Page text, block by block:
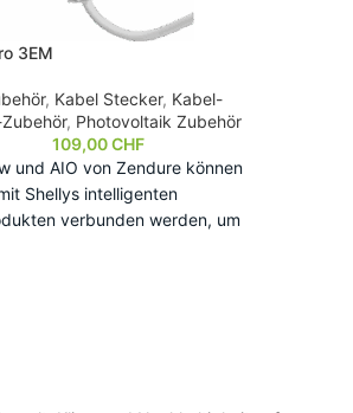
3EM
, Kabel Stecker, Kabel-
, Photovoltaik Zubehör
109,00CHF
und AIO von Zendure können
Shellys intelligenten
verbunden werden, um